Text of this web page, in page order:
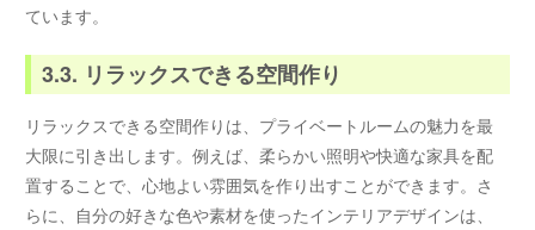
ています。
3.3. リラックスできる空間作り
リラックスできる空間作りは、プライベートルームの魅力を最
大限に引き出します。例えば、柔らかい照明や快適な家具を配
置することで、心地よい雰囲気を作り出すことができます。さ
らに、自分の好きな色や素材を使ったインテリアデザインは、